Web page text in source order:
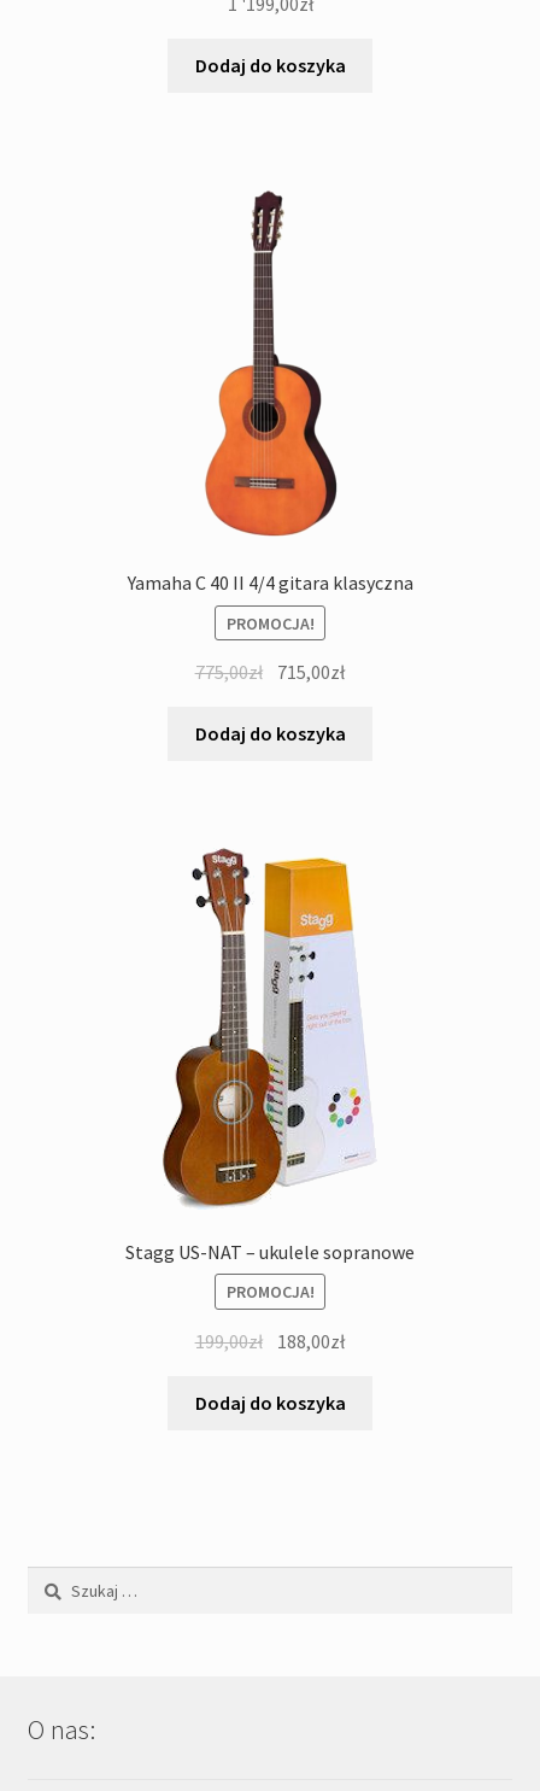
Dodaj do koszyka
Yamaha C 40 II 4/4 gitara klasyczna
PROMOCJA!
775,00zł Pierwotna
wynosiła:
715,00złAktualna
wynosi:
Dodaj do koszyka
Stagg US-NAT – ukulele sopranowe
PROMOCJA!
199,00zł Pierwotna
wynosiła:
188,00złAktualna
wynosi:
Dodaj do koszyka
Szukaj:
O nas: